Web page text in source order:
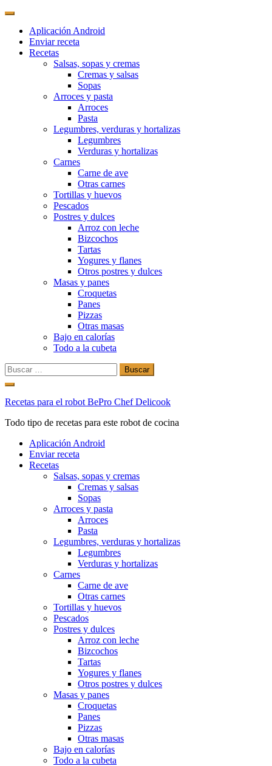
Aplicación Android
Enviar receta
Recetas
Salsas, sopas y cremas
Cremas y salsas
Sopas
Arroces y pasta
Arroces
Pasta
Legumbres, verduras y hortalizas
Legumbres
Verduras y hortalizas
Carnes
Carne de ave
Otras carnes
Tortillas y huevos
Pescados
Postres y dulces
Arroz con leche
Bizcochos
Tartas
Yogures y flanes
Otros postres y dulces
Masas y panes
Croquetas
Panes
Pizzas
Otras masas
Bajo en calorías
Todo a la cubeta
Buscar:
Ir
contenido
Recetas para el robot BePro Chef Delicook
Todo tipo de recetas para este robot de cocina
Aplicación Android
Enviar receta
Recetas
Salsas, sopas y cremas
Cremas y salsas
Sopas
Arroces y pasta
Arroces
Pasta
Legumbres, verduras y hortalizas
Legumbres
Verduras y hortalizas
Carnes
Carne de ave
Otras carnes
Tortillas y huevos
Pescados
Postres y dulces
Arroz con leche
Bizcochos
Tartas
Yogures y flanes
Otros postres y dulces
Masas y panes
Croquetas
Panes
Pizzas
Otras masas
Bajo en calorías
Todo a la cubeta